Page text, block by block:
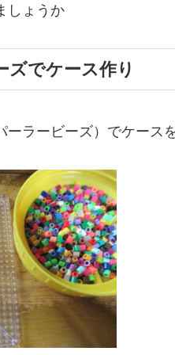
しょうか
ズでケース作り
ーラービーズ）でケース